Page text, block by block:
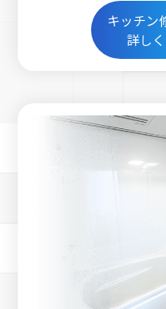
キッチン
詳し